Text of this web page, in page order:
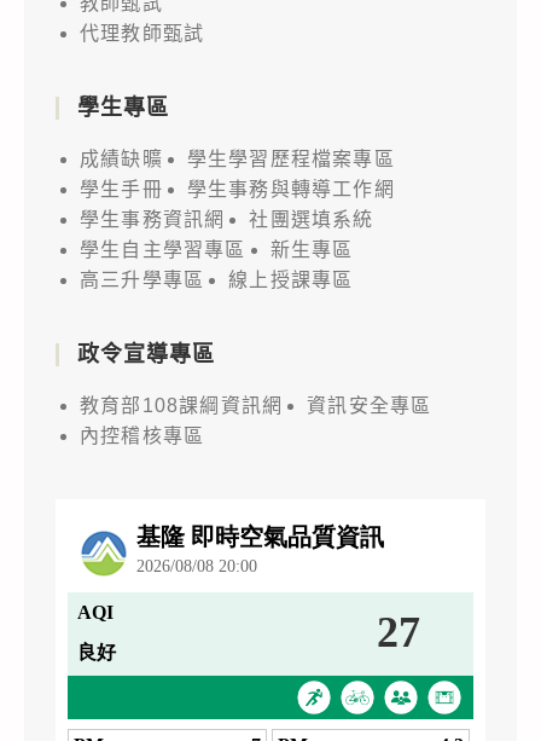
代理教師甄試
學生專區
成績缺曠
學生學習歷程檔案專區
學生手冊
學生事務與轉導工作網
學生事務資訊網
社團選填系統
學生自主學習專區
新生專區
高三升學專區
線上授課專區
政令宣導專區
教育部108課綱資訊網
資訊安全專區
內控稽核專區